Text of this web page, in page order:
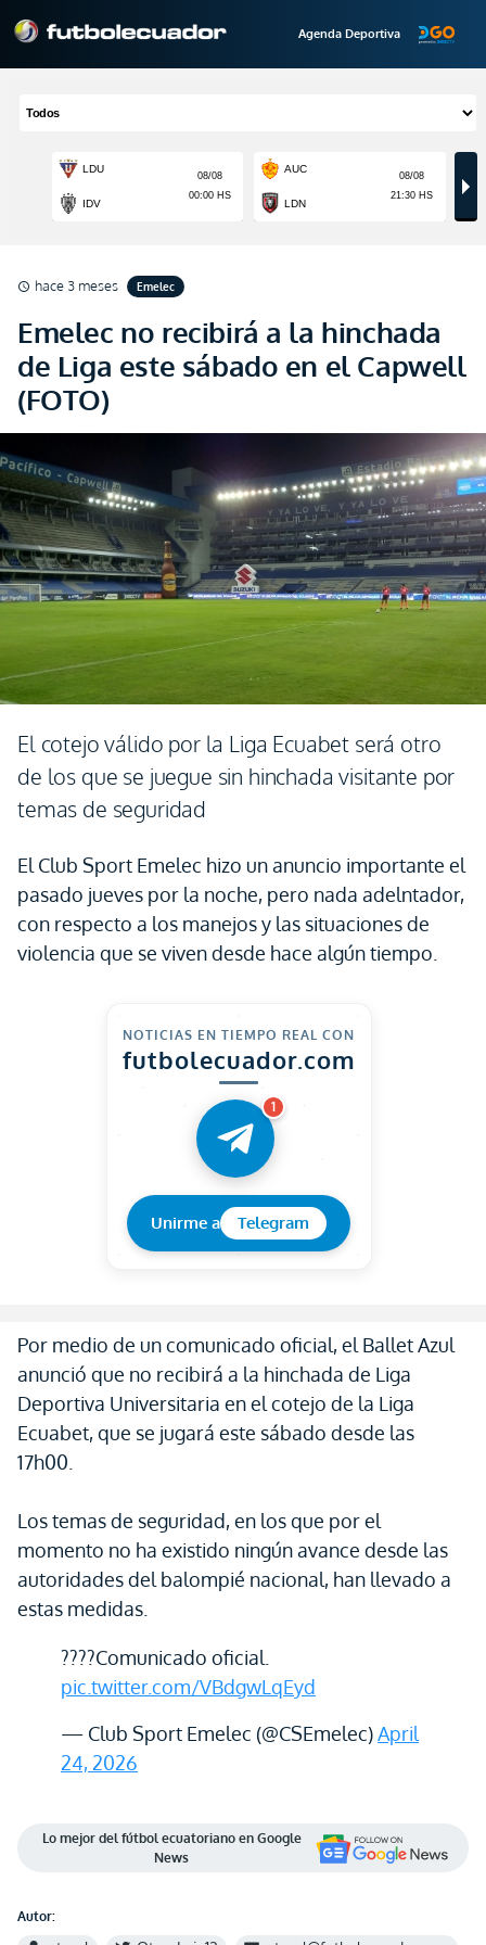
Agenda Deportiva
schedule hace 3 meses Emelec
Emelec no recibirá a la hinchada
de Liga este sábado en el Capwell
(FOTO)
El cotejo válido por la Liga Ecuabet será otro
de los que se juegue sin hinchada visitante por
temas de seguridad
El Club Sport Emelec hizo un anuncio importante el
pasado jueves por la noche, pero nada adelntador,
con respecto a los manejos y las situaciones de
violencia que se viven desde hace algún tiempo.
NOTICIAS EN TIEMPO REAL CON
futbolecuador.com
1
Unirme a Telegram
Por medio de un comunicado oficial, el Ballet Azul
anunció que no recibirá a la hinchada de Liga
Deportiva Universitaria en el cotejo de la Liga
Ecuabet, que se jugará este sábado desde las
17h00.
Los temas de seguridad, en los que por el
momento no ha existido ningún avance desde las
autoridades del balompié nacional, han llevado a
estas medidas.
????Comunicado oficial.
pic.twitter.com/VBdgwLqEyd
— Club Sport Emelec (@CSEmelec)April
24, 2026
Lo mejor del fútbol ecuatoriano en Google
News
Autor: